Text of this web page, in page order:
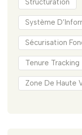
Structuration
Système
Sécurisation
Tenure Tracking
Zone De Haute